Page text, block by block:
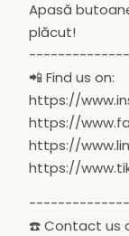
Apasă
plăcut!
📲 Find us on:
https://
https://
https://
https://
☎️ Contact us